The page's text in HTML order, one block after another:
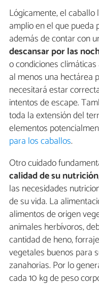
Lógicamente, el
amplio en el que
además de contar con
descansar por las
o condiciones
al menos una hectárea
necesitará estar
intentos de escape.
toda la extensión del
elementos
para los caballos.
Otro cuidado
calidad de su nutrición
las necesidades
de su vida. La
alimentos de origen
animales herbívoros,
cantidad de heno,
vegetales buenos para
zanahorias. Por lo
cada 10 kg de peso